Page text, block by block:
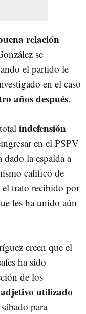
relación
se
el partido le
en el caso
años después.
indefensión
en el PSPV
la espalda a
calificó de
trato recibido por
les ha unido aún
creen que el
ha sido
de los
utilizado
para